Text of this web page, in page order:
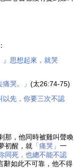
』思想起來，就哭
痛哭。」(太26:74-75)
以先，你要三次不認
那，他同時被雞叫聲喚
初醒，就 「痛哭」一
同死，也總不能不認
辭如此不可靠，他不得